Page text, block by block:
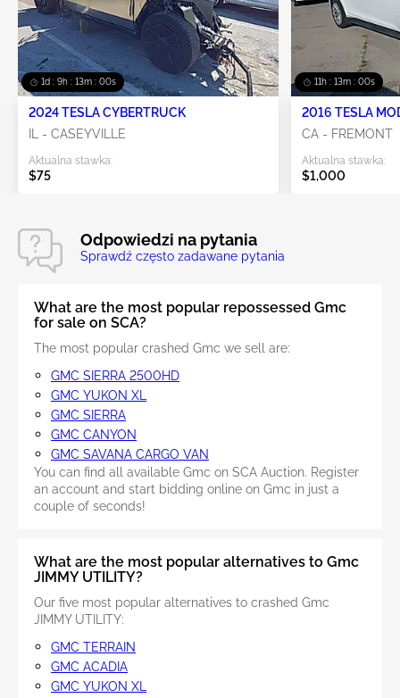
1d : 9h : 12m : 59s
2024 TESLA CYBERTRUCK
IL - CASEYVILLE
Aktualna stawka:
$75
11h : 12m : 59s
2016 TESLA
CA - FREMONT
Aktualna stawka:
$1,000
Odpowiedzi na pytania
Sprawdź często zadawane pytania
What are the most popular repossessed Gmc
for sale on SCA?
The most popular crashed Gmc we sell are:
GMC SIERRA 2500HD
GMC YUKON XL
GMC SIERRA
GMC CANYON
GMC SAVANA CARGO VAN
You can find all available Gmc on SCA Auction. Register
an account and start bidding online on Gmc in just a
couple of seconds!
What are the most popular alternatives to Gmc
JIMMY UTILITY?
Our five most popular alternatives to crashed Gmc
JIMMY UTILITY:
GMC TERRAIN
GMC ACADIA
GMC YUKON XL